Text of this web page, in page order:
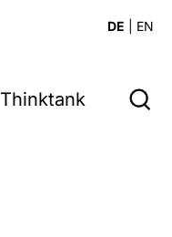
DE EN
Thinktank